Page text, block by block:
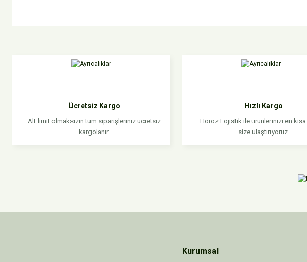
Görüş ve önerileriniz için teşekkür ederiz.
Ürün fiyatı diğer sitelerden daha pahalı.
Ücretsiz Kargo
Alt limit olmaksızın tüm siparişleriniz ücretsiz
kargolanır.
Hızlı Kargo
Horoz Lojistik ile ürünlerinizi en
size ulaştırıyoruz.
Kurumsal